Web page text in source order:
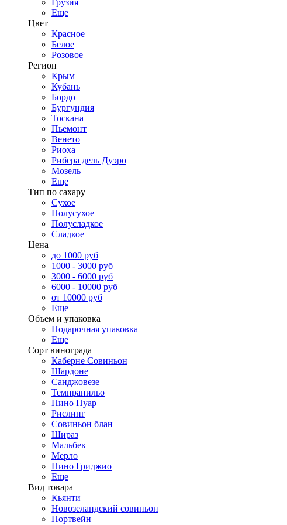
Грузия
Еще
Цвет
Красное
Белое
Розовое
Регион
Крым
Кубань
Бордо
Бургундия
Тоскана
Пьемонт
Венето
Риоха
Рибера дель Дуэро
Мозель
Еще
Тип по сахару
Сухое
Полусухое
Полусладкое
Сладкое
Цена
до 1000 руб
1000 - 3000 руб
3000 - 6000 руб
6000 - 10000 руб
от 10000 руб
Еще
Объем и упаковка
Подарочная упаковка
Еще
Сорт винограда
Каберне Совиньон
Шардоне
Санджовезе
Темпранильо
Пино Нуар
Рислинг
Совиньон блан
Шираз
Мальбек
Мерло
Пино Гриджио
Еще
Вид товара
Кьянти
Новозеландский совиньон
Портвейн